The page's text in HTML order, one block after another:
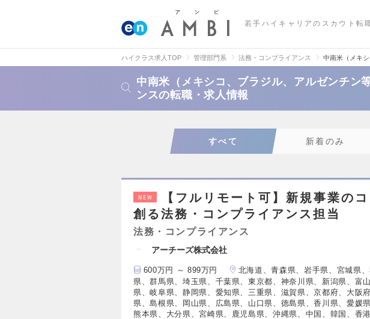
若手ハイキャリアのスカウト転
ハイクラス求人TOP 管理部門系 法務・コンプライアンス 中南米（メキ
中南米（メキシコ、ブラジル、アルゼンチン
ンスの転職・求人情報
すべて 新着のみ
NEW
【フルリモート可】新規事業の
創る法務・コンプライアンス担当
法務・コンプライアンス
アーチーズ株式会社
600万円 ～ 899万円
北海道、青森県、岩手県、宮城県
県、群馬県、埼玉県、千葉県、東京都、神奈川県、新潟県、富
県、岐阜県、静岡県、愛知県、三重県、滋賀県、京都府、大阪
県、島根県、岡山県、広島県、山口県、徳島県、香川県、愛媛
熊本県、大分県、宮崎県、鹿児島県、沖縄県、中国、韓国、香